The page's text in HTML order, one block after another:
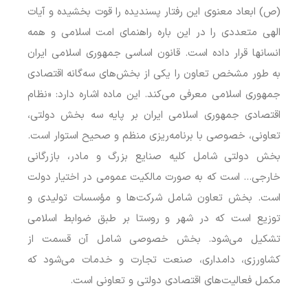
(ص) ابعاد معنوی این رفتار پسندیده را قوت بخشیده و آیات
الهی متعددی را در این باره راهنمای امت اسلامی و همه
انسانها قرار داده است. قانون اساسی جمهوری اسلامی ایران
به طور مشخص تعاون را یکی از بخش‌های سه‌گانه اقتصادی
جمهوری اسلامی معرفی می‌کند. این ماده اشاره دارد: «نظام
اقتصادی جمهوری اسلامی ایران بر پایه سه بخش دولتی،
تعاونی، خصوصی با برنامه‌ریزی منظم و صحیح استوار است.
بخش دولتی شامل کلیه صنایع بزرگ و مادر، بازرگانی
خارجی… است که به صورت مالکیت عمومی در اختیار دولت
است. بخش تعاون شامل شرکت‌ها و مؤسسات تولیدی و
توزیع است که در شهر و روستا بر طبق ضوابط اسلامی
تشکیل می‌شود. بخش خصوصی شامل آن قسمت از
کشاورزی، دامداری، صنعت تجارت و خدمات می‌شود که
مکمل فعالیت‌های اقتصادی دولتی و تعاونی است.